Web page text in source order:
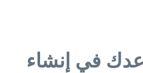
ﻓﻲ إﻧﺸﺎء